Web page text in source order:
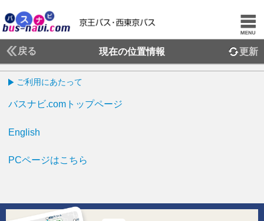
戻る 現在の位置情報 更新
ご利用にあたって
バスナビ.comトップページ
English
PCページはこちら